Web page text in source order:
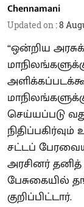
Chennamani
Updated on :8
“ஒன்றிய
செய்யப்படு
சட்டப்
அரசினர்
பேசுகையில்
குறிப்பிட்டார்.